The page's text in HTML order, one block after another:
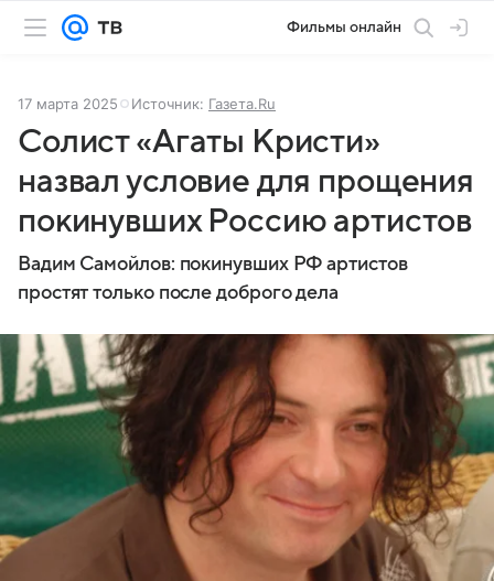
Фильмы онлайн
17 марта 2025 Источник: Газета.Ru
Солист «Агаты Кристи»
назвал условие для прощения
покинувших Россию артистов
Вадим Самойлов: покинувших РФ артистов
простят только после доброго дела